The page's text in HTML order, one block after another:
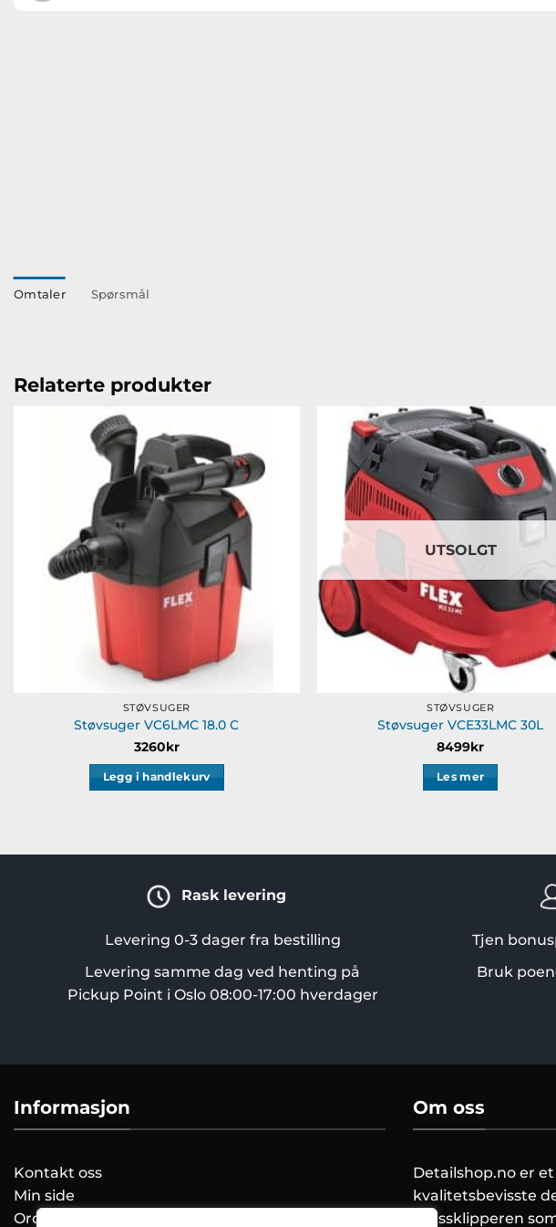
Omtaler Spørsmål
Relaterte produkter
Legg til
ønskeliste
STØVSUGER
Støvsuger VC6LMC 18.0 C
3260kr
Legg i handlekurv
UTSOLGT
STØVSUGER
Støvsuger VCE33LMC 30L
8499kr
Les mer
Rask levering
Levering 0-3 dager fra bestilling
Levering samme dag ved henting på
Pickup Point i Oslo 08:00-17:00 hverdager
Tjen
Bruk
Informasjon
Kontakt oss
Min side
Ordreoversikt
Om oss
Detailshop.no er
kvalitetsbevisste
gressklipperen